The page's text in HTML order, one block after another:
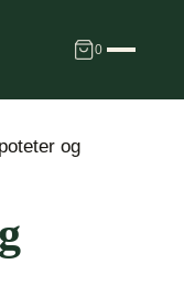
0
og